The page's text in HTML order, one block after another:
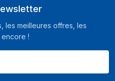
les meilleures offres, les
!